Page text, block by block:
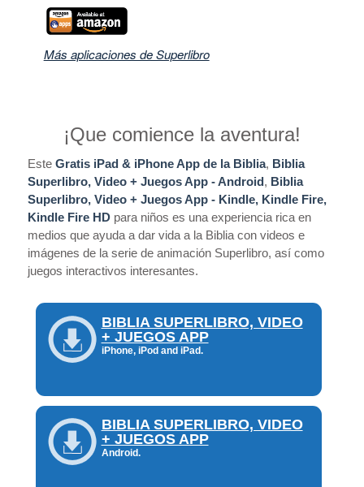
Más aplicaciones de Superlibro
¡Que comience la aventura!
EsteGratis iPad & iPhone App de la Biblia, Biblia
Superlibro, Video + Juegos App - Android, Biblia
Superlibro, Video + Juegos App - Kindle, Kindle Fire,
Kindle Fire HD para niños es una experiencia rica en
medios que ayuda a dar vida a la Biblia con videos e
imágenes de la serie de animación Superlibro, así como
juegos interactivos interesantes.
BIBLIA SUPERLIBRO, VIDEO
+ JUEGOS APP
iPhone, iPod and iPad.
BIBLIA SUPERLIBRO, VIDEO
+ JUEGOS APP
Android.